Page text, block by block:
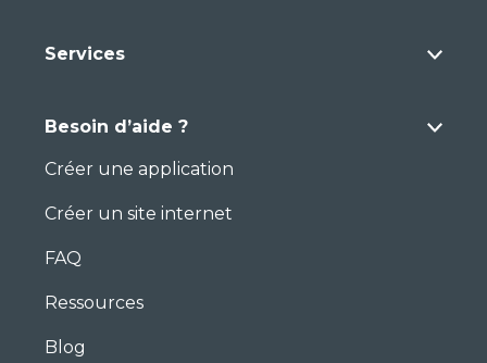
Services
Besoin d’aide ?
Créer une application
Créer un site internet
FAQ
Ressources
Blog